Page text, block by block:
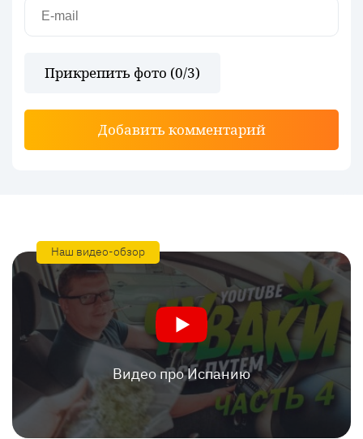
Прикрепить фото (0/3)
Добавить комментарий
Наш видео-обзор
Видео про Испанию